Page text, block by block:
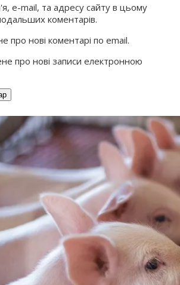
e-mail, та адресу сайту в цьому
коментарів.
про нові коментарі по email.
про нові записи електронною